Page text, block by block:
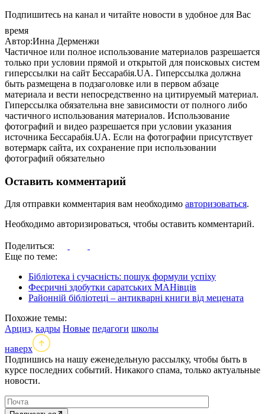
Подпишитесь на канал и читайте новости в удобное для Вас
время
Автор:Инна Дерменжи
Частичное или полное использование материалов разрешается
только при условии прямой и открытой для поисковых систем
гиперссылки на сайт Бессарабія.UA. Гиперссылка должна
быть размещена в подзаголовке или в первом абзаце
материала и вести непосредственно на цитируемый материал.
Гиперссылка обязательна вне зависимости от полного либо
частичного использования материалов. Использование
фотографий и видео разрешается при условии указания
источника Бессарабія.UA. Если на фотографии присутствует
вотермарк сайта, их сохранение при использовании
фотографий обязательно
Оставить комментарий
Для отправки комментария вам необходимо авторизоваться.
Необходимо авторизироваться, чтобы оставить комментарий.
Поделиться:
Еще по теме:
Бібліотека і сучасність: пошук формули успіху
Феєричні здобутки саратських МАНівців
Районній бібліотеці – антикварні книги від мецената
Похожие темы:
Арциз, кадры Новые педагоги школы
наверх
Подпишись на нашу еженедельную рассылку, чтобы быть в
курсе последних событий. Никакого спама, только актуальные
новости.